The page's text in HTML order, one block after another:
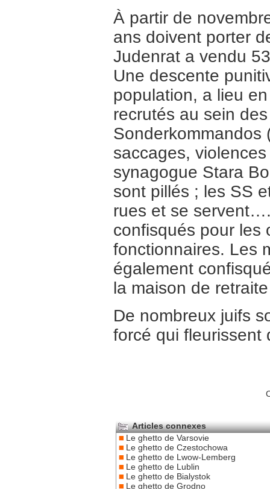
À partir de
ans doivent porter
Judenrat a vendu
Une descente
population, a lieu
recrutés au sein
Sonderkommandos
saccages,
synagogue Stara
sont pillés ; les SS
rues et se
confisqués pour les
fonctionnaires. Les
également
la maison de
De nombreux juifs
forcé qui fleurissent
Articles connexes
Le ghetto de Varsovie
Le ghetto de Czestochowa
Le ghetto de Lwow-Lemberg
Le ghetto de Lublin
Le ghetto de Bialystok
Le ghetto de Grodno